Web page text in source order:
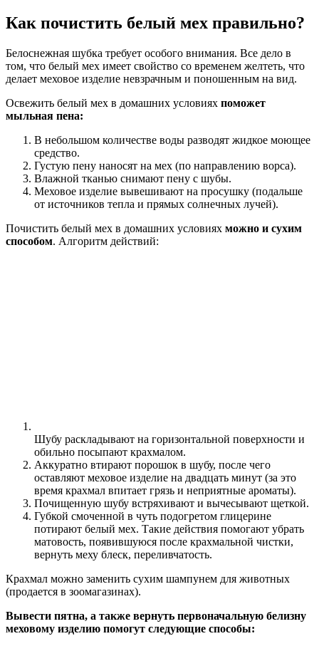
Как почистить белый мех правильно?
Белоснежная шубка требует особого внимания. Все дело в
том, что белый мех имеет свойство со временем желтеть, что
делает меховое изделие невзрачным и поношенным на вид.
Освежить белый мех в домашних условиях поможет
мыльная пена:
В небольшом количестве воды разводят жидкое моющее
средство.
Густую пену наносят на мех (по направлению ворса).
Влажной тканью снимают пену с шубы.
Меховое изделие вывешивают на просушку (подальше
от источников тепла и прямых солнечных лучей).
Почистить белый мех в домашних условиях можно и сухим
способом. Алгоритм действий:
Шубу раскладывают на горизонтальной поверхности и
обильно посыпают крахмалом.
Аккуратно втирают порошок в шубу, после чего
оставляют меховое изделие на двадцать минут (за это
время крахмал впитает грязь и неприятные ароматы).
Почищенную шубу встряхивают и вычесывают щеткой.
Губкой смоченной в чуть подогретом глицерине
потирают белый мех. Такие действия помогают убрать
матовость, появившуюся после крахмальной чистки,
вернуть меху блеск, переливчатость.
Крахмал можно заменить сухим шампунем для животных
(продается в зоомагазинах).
Вывести пятна, а также вернуть первоначальную белизну
меховому изделию помогут следующие способы: